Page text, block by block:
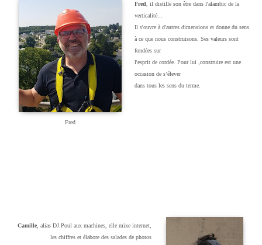
Fred
Fred , il distille son être dans l'alambic de la
verticalité...
Il s'ouvre à d'autres dimensions et donne du sens
à ce que nous construisons. Ses valeurs sont
fondées sur
l'esprit de cordée. Pour lui ,construire est une
occasion de s’élever
dans tous les sens du terme.
Camille , alias DJ.Poul aux machines, elle mixe internet,
les chiffres et élabore des salades de photos